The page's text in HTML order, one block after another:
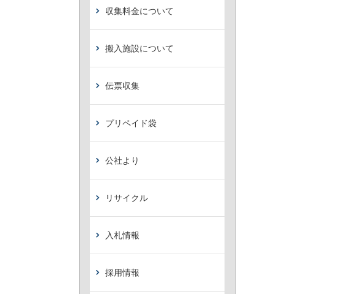
収集料金について
搬入施設について
伝票収集
プリペイド袋
公社より
リサイクル
入札情報
採用情報